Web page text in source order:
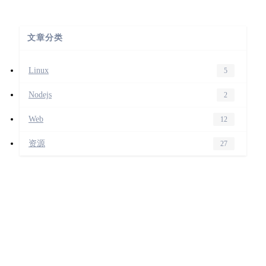
文章分类
Linux 5
Nodejs 2
Web 12
资源 27